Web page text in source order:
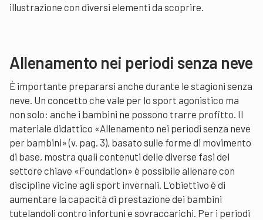
illustrazione con diversi elementi da scoprire.
Allenamento nei periodi senza neve
È importante prepararsi anche durante le stagioni senza
neve. Un concetto che vale per lo sport agonistico ma
non solo: anche i bambini ne possono trarre profitto. Il
materiale didattico «Allenamento nei periodi senza neve
per bambini» (v. pag. 3), basato sulle forme di movimento
di base, mostra quali contenuti delle diverse fasi del
settore chiave «Foundation» è possibile allenare con
discipline vicine agli sport invernali. L’obiettivo è di
aumentare la capacità di prestazione dei bambini
tutelandoli contro infortuni e sovraccarichi. Per i periodi